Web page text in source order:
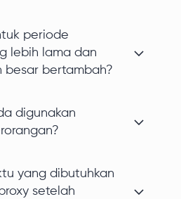
periode
lebih lama dan
besar bertambah?
digunakan
yang dibutuhkan
setelah